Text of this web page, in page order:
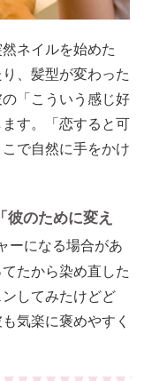
ネイルを始めた
、髪型が変わった
「こういう感じ好
す。「恋すると可
で自然に手をかけ
「彼のために変え
ーになる場合があ
たから染め直した
してみたけどど
気楽に褒めやすく